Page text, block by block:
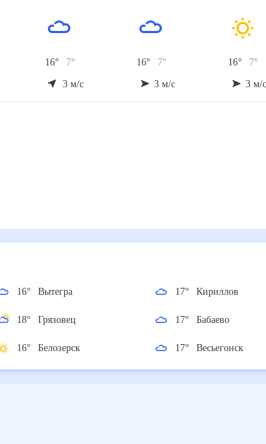
16° 7°
3 м/с
16° 7°
3 м/с
16° 7°
3 м/
16° Вытегра
18° Грязовец
16° Белозерск
17° Кириллов
17° Бабаево
17° Весьегонск